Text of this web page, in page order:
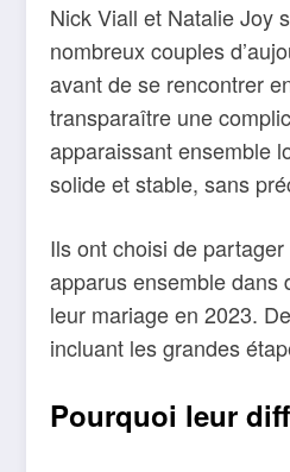
Nick Viall et Natalie Joy
nombreux couples
avant de se rencontrer
transparaître une
apparaissant ensemble
solide et stable, sans
Ils ont choisi de
apparus ensemble dans
leur mariage en 2023.
incluant les grandes
Pourquoi leur